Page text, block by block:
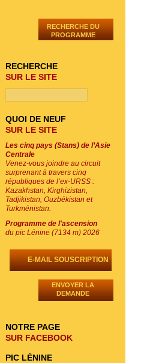
RECHERCHE DU
PROGRAMME
RECHERCHE
SUR LE SITE
QUOI DE NEUF
SUR LE SITE
Les cinq pays (Stans) de l’Asie
Centrale
Venez-vous joindre au circuit
surprenant à travers cinq
républiques de l’ex-URSS :
Kazakhstan, Kirghizistan,
Tadjikistan, Ouzbékistan et
Turkménistan.
Programme de l'ascension
du pic Lénine (7134 m) 2026
E-MAIL SOUSCRIPTION
ENVOYER LA
DEMANDE
NOTRE PAGE
SUR FACEBOOK
PIC LÉNINE